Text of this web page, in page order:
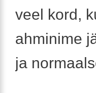
veel kord,
ahminime
ja